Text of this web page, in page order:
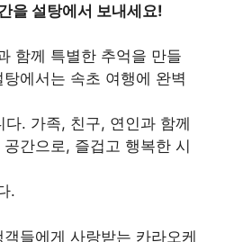
을 설탕에서 보내세요!
함께 특별한 추억을 만들
에서는 속초 여행에 완벽
. 가족, 친구, 연인과 함께
간으로, 즐겁고 행복한 시
.
들에게 사랑받는 카라오케